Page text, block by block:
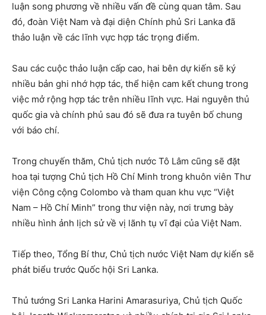
luận song phương về nhiều vấn đề cùng quan tâm. Sau
đó, đoàn Việt Nam và đại diện Chính phủ Sri Lanka đã
thảo luận về các lĩnh vực hợp tác trọng điểm.
Sau các cuộc thảo luận cấp cao, hai bên dự kiến ​​sẽ ký
nhiều bản ghi nhớ hợp tác, thể hiện cam kết chung trong
việc mở rộng hợp tác trên nhiều lĩnh vực. Hai nguyên thủ
quốc gia và chính phủ sau đó sẽ đưa ra tuyên bố chung
với báo chí.
Trong chuyến thăm, Chủ tịch nước Tô Lâm cũng sẽ đặt
hoa tại tượng Chủ tịch Hồ Chí Minh trong khuôn viên Thư
viện Công cộng Colombo và tham quan khu vực “Việt
Nam – Hồ Chí Minh” trong thư viện này, nơi trưng bày
nhiều hình ảnh lịch sử về vị lãnh tụ vĩ đại của Việt Nam.
Tiếp theo, Tổng Bí thư, Chủ tịch nước Việt Nam dự kiến ​​sẽ
phát biểu trước Quốc hội Sri Lanka.
Thủ tướng Sri Lanka Harini Amarasuriya, Chủ tịch Quốc